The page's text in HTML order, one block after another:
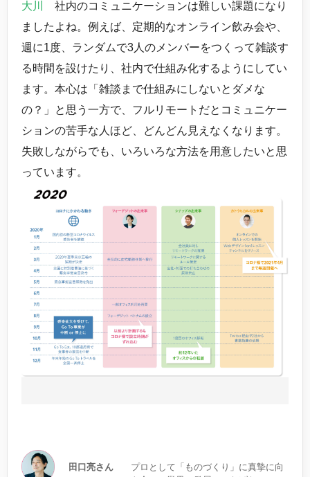
大川
社内のコミュニケーションは難しい課題になり
ましたよね。例えば、定期的なオンライン飲み会や、
週に1度、ランダムで3人のメンバーをつくって雑談す
る時間を設けたり、社内で仕組み化するようにしてい
ます。本心は「雑談まで仕組みにしないとダメな
の？」と思う一方で、フルリモートだとコミュニケー
ションの苦手な人ほど、どんどん見えなくなります。
失敗しながらでも、いろいろな方法を用意したいと思
っています。
田口亮さん
プロとして「ものづくり」に真摯に向